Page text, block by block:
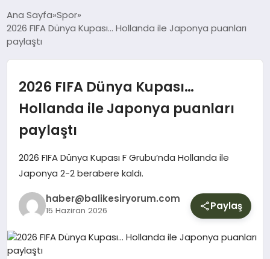
BALIKESIR
GÜNDEM
BÜLTEN
DIŞ
Ana Sayfa Spor
2026 FIFA Dünya Kupası… Hollanda ile Japonya puanları
paylaştı
2026 FIFA Dünya Kupası…
Hollanda ile Japonya puanları
paylaştı
2026 FIFA Dünya Kupası F Grubu’nda Hollanda ile
Japonya 2-2 berabere kaldı.
haber@balikesiryorum.com
15 Haziran 2026 Paylaş